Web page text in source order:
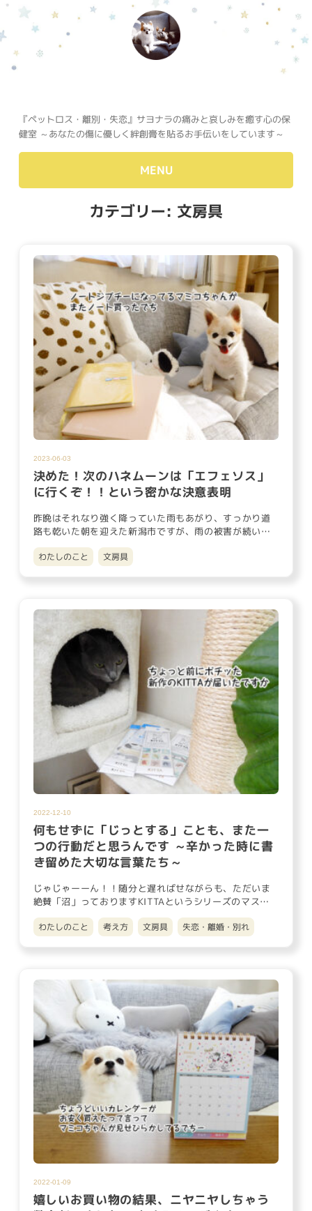
『ペットロス・離別・失恋』サヨナラの痛みと哀しみを癒す心の保
健室 ～あなたの傷に優しく絆創膏を貼るお手伝いをしています～
MENU
カテゴリー: 文房具
2023-06-03
決めた！次のハネムーンは「エフェソス」
に行くぞ！！という密かな決意表明
昨晩はそれなり強く降っていた雨もあがり、すっかり道
路も乾いた朝を迎えた新潟市ですが、雨の被害が続いて
いる地域もまだたくさ…
わたしのこと 文房具
2022-12-10
何もせずに「じっとする」ことも、また一
つの行動だと思うんです ～辛かった時に書
き留めた大切な言葉たち～
じゃじゃーーん！！随分と遅ればせながらも、ただいま
絶賛「沼」っておりますKITTAというシリーズのマスキ
わたしのこと 考え方 文房具 失恋・離婚・別れ
2022-01-09
嬉しいお買い物の結果、ニヤニヤしちゃう